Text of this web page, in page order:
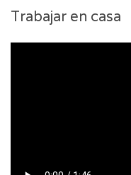
Trabajar en casa